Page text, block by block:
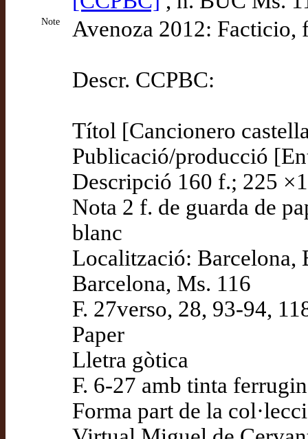
Note Avenoza 2012: Facticio,
Descr. CCPBC:
Títol [Cancionero
Publicació/producció
Descripció 160 f.; 225
Nota 2 f. de guarda de
blanc
Localització: Barcelona,
Barcelona, Ms. 116
F. 27verso, 28, 93-94,
Paper
Lletra gòtica
F. 6-27 amb tinta
Forma part de la